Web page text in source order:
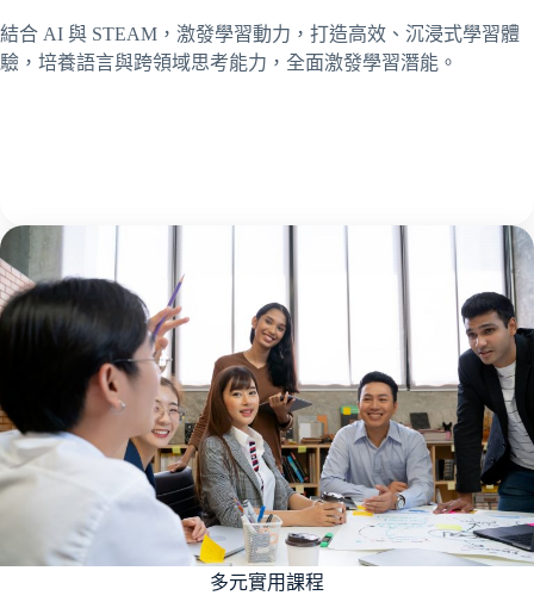
結合 AI 與 STEAM，激發學習動力，打造高效、沉浸式學習體
驗，培養語言與跨領域思考能力，全面激發學習潛能。
多元實用課程